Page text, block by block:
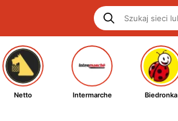
Netto Intermarche Biedronka